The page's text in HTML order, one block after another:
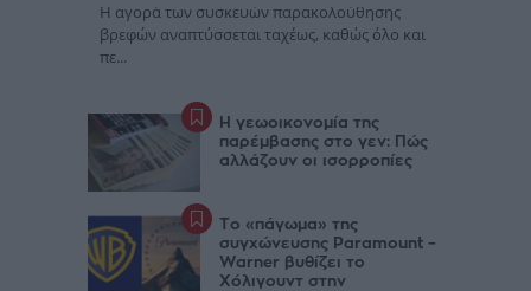
Η αγορά των συσκευών παρακολούθησης
βρεφών αναπτύσσεται ταχέως, καθώς όλο και
πε...
Η γεωοικονομία της
παρέμβασης στο γεν: Πώς
αλλάζουν οι ισορροπίες
Το «πάγωμα» της
συγχώνευσης Paramount –
Warner βυθίζει το
Χόλιγουντ στην